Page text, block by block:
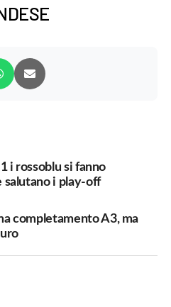
i rossoblu si fanno
salutano i play-off
completamento A3, ma